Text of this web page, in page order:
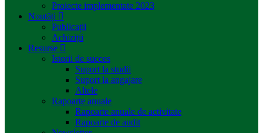
Proiecte implementate 2023
Noutăți
Publicații
Achiziții
Resurse
Istorii de succes
Suport la studii
Suport la angajare
Altele
Rapoarte anuale
Rapoarte anuale de activitate
Rapoarte de audit